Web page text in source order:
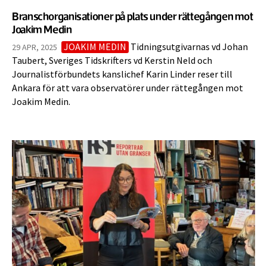
Branschorganisationer på plats under rättegången mot
Joakim Medin
29 APR, 2025 JOAKIM MEDIN Tidningsutgivarnas vd Johan
Taubert, Sveriges Tidskrifters vd Kerstin Neld och
Journalistförbundets kanslichef Karin Linder reser till
Ankara för att vara observatörer under rättegången mot
Joakim Medin.